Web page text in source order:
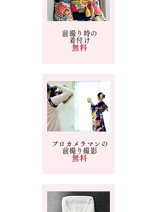
前撮り時の
着付け
​無料
プロカメラマンの
​前撮り撮影
​無料